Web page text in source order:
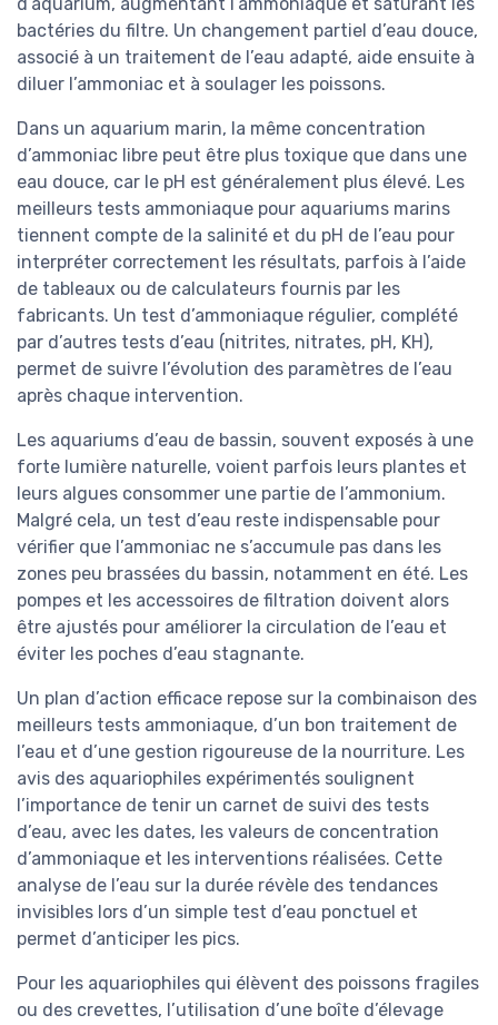
bactéries du filtre. Un changement partiel d’eau douce,
associé à un traitement de l’eau adapté, aide ensuite à
diluer l’ammoniac et à soulager les poissons.
Dans un aquarium marin, la même concentration
d’ammoniac libre peut être plus toxique que dans une
eau douce, car le pH est généralement plus élevé. Les
meilleurs tests ammoniaque pour aquariums marins
tiennent compte de la salinité et du pH de l’eau pour
interpréter correctement les résultats, parfois à l’aide
de tableaux ou de calculateurs fournis par les
fabricants. Un test d’ammoniaque régulier, complété
par d’autres tests d’eau (nitrites, nitrates, pH, KH),
permet de suivre l’évolution des paramètres de l’eau
après chaque intervention.
Les aquariums d’eau de bassin, souvent exposés à une
forte lumière naturelle, voient parfois leurs plantes et
leurs algues consommer une partie de l’ammonium.
Malgré cela, un test d’eau reste indispensable pour
vérifier que l’ammoniac ne s’accumule pas dans les
zones peu brassées du bassin, notamment en été. Les
pompes et les accessoires de filtration doivent alors
être ajustés pour améliorer la circulation de l’eau et
éviter les poches d’eau stagnante.
Un plan d’action efficace repose sur la combinaison des
meilleurs tests ammoniaque, d’un bon traitement de
l’eau et d’une gestion rigoureuse de la nourriture. Les
avis des aquariophiles expérimentés soulignent
l’importance de tenir un carnet de suivi des tests
d’eau, avec les dates, les valeurs de concentration
d’ammoniaque et les interventions réalisées. Cette
analyse de l’eau sur la durée révèle des tendances
invisibles lors d’un simple test d’eau ponctuel et
permet d’anticiper les pics.
Pour les aquariophiles qui élèvent des poissons fragiles
ou des crevettes, l’utilisation d’une boîte d’élevage